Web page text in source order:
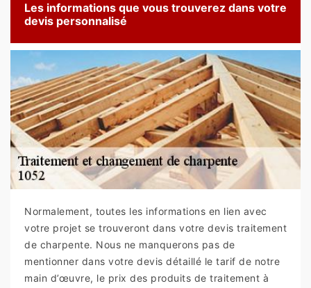
Les informations que vous trouverez dans votre
devis personnalisé
Normalement, toutes les informations en lien avec
votre projet se trouveront dans votre devis traitement
de charpente. Nous ne manquerons pas de
mentionner dans votre devis détaillé le tarif de notre
main d’œuvre, le prix des produits de traitement à